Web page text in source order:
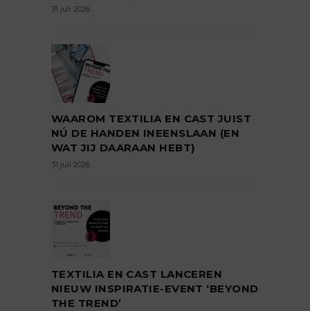
31 juli 2026
WAAROM TEXTILIA EN CAST JUIST
NÚ DE HANDEN INEENSLAAN (EN
WAT JIJ DAARAAN HEBT)
31 juli 2026
TEXTILIA EN CAST LANCEREN
NIEUW INSPIRATIE-EVENT ‘BEYOND
THE TREND’